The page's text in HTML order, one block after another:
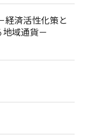
経済活性化策と
地域通貨－